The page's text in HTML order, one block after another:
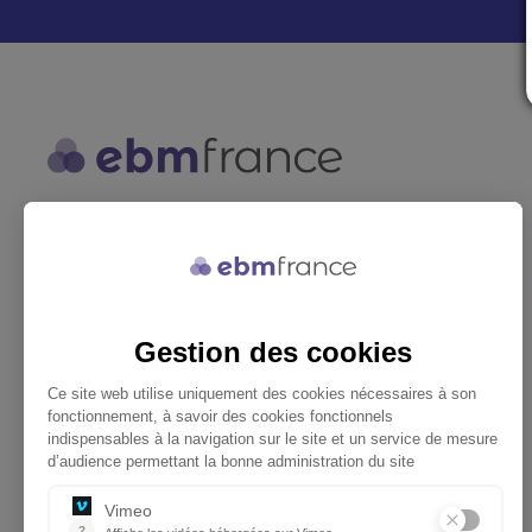
connaissances médicales gratuite
adaptée à la pratique de la médecine